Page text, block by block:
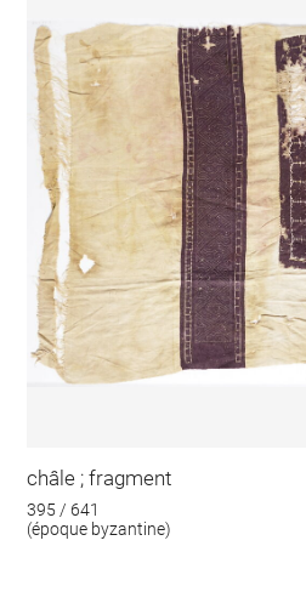
châle ; fragment
395 / 641
(époque byzantine)